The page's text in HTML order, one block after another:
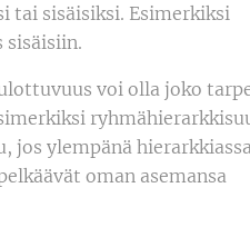
tai sisäisiksi. Esimerkiksi
sisäisiin.
voi olla joko
jos ylempänä
oman asemansa